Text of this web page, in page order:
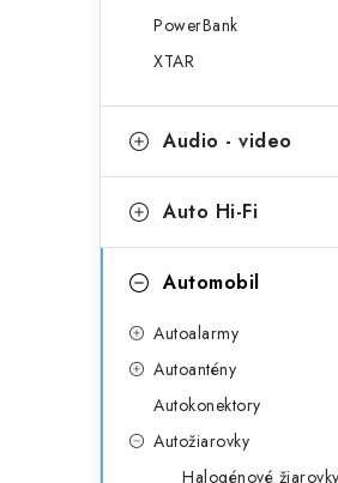
PowerBank
XTAR
Audio - video
Auto Hi-Fi
Automobil
Autoalarmy
Autoantény
Autokonektory
Autožiarovky
Halogénové žiarovky